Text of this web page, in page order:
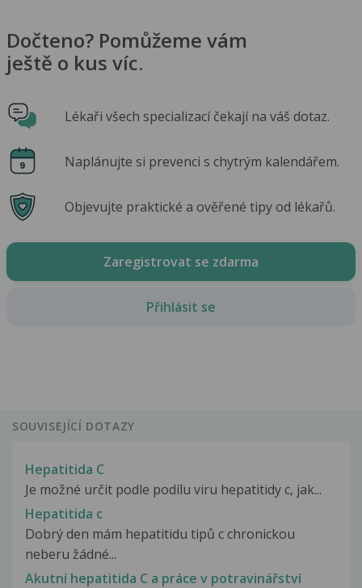
Dočteno? Pomůžeme vám
ještě o kus víc.
Lékaři všech specializací čekají na váš dotaz.
Naplánujte si prevenci s chytrým kalendářem.
Objevujte praktické a ověřené tipy od lékařů.
Zaregistrovat se zdarma
Přihlásit se
SOUVISEJÍCÍ DOTAZY
Hepatitida C
Je možné určit podle podílu viru hepatitidy c, jak...
Hepatitida c
Dobrý den mám hepatitidu tipů c chronickou
neberu žádné...
Akutní hepatitida C a práce v potravinářství